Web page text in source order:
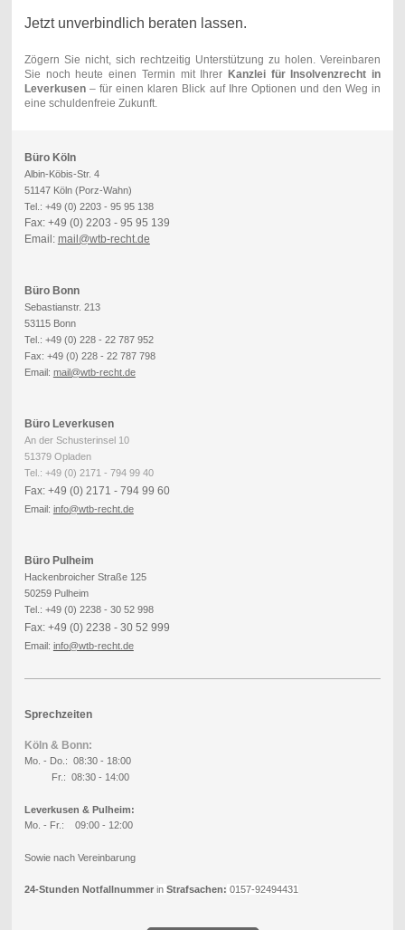
Jetzt unverbindlich beraten lassen.
Zögern Sie nicht, sich rechtzeitig Unterstützung zu holen. Vereinbaren
Sie noch heute einen Termin mit Ihrer Kanzlei für Insolvenzrecht in
Leverkusen– für einen klaren Blick auf Ihre Optionen und den Weg in
eine schuldenfreie Zukunft.
Büro Köln
Albin-Köbis-Str. 4
51147 Köln (Porz-Wahn)
Tel.: +49 (0) 2203 - 95 95 138
Fax: +49 (0) 2203 - 95 95 139
Email: mail@wtb-recht.de
Büro Bonn
Sebastianstr. 213
53115 Bonn
Tel.: +49 (0) 228 - 22 787 952
Fax: +49 (0) 228 - 22 787 798
Email: mail@wtb-recht.de
Büro Leverkusen
An der Schusterinsel 10
51379 Opladen
Tel.: +49 (0) 2171 - 794 99 40
Fax: +49 (0) 2171 - 794 99 60
Email: info@wtb-recht.de
Büro Pulheim
Hackenbroicher Straße 125
50259 Pulheim
Tel.: +49 (0) 2238 - 30 52 998
Fax: +49 (0) 2238 - 30 52 999
Email: info@wtb-recht.de
Sprechzeiten
Köln & Bonn:
Mo. - Do.: 08:30 - 18:00
Fr.: 08:30 - 14:00
Leverkusen & Pulheim:
Mo. - Fr.: 09:00 - 12:00
Sowie nach Vereinbarung
24-Stunden Notfallnummer in Strafsachen: 0157-92494431